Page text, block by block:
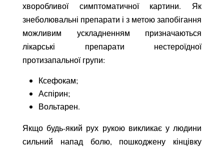
хворобливої симптоматичної картини. Як
знеболювальні препарати і з метою запобігання
можливим ускладненням призначаються
лікарські препарати нестероїдної
протизапальної групи:
Ксефокам;
Аспірин;
Вольтарен.
Якщо будь-який рух рукою викликає у людини
сильний напад болю, пошкоджену кінцівку